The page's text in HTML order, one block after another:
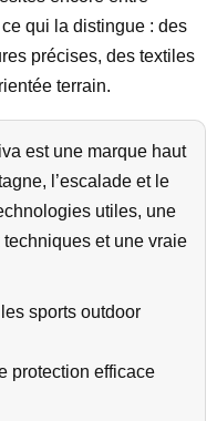
qui la distingue : des
précises, des textiles
terrain.
est une marque haut
l’escalade et le
utiles, une
et une vraie
sports outdoor
protection efficace